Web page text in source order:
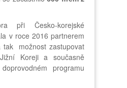
při Česko-korejské
v roce 2016 partnerem
tak možnost zastupovat
Koreji a současně
programu